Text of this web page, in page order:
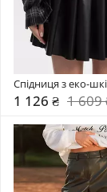
Спідниця з еко-
1 126 ₴ 1 609